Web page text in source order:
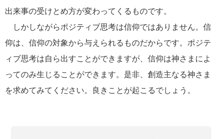
出来事の受けとめ方が変わってくるものです。
しかしながらポジティブ思考は信仰ではありません。信
仰は、信仰の対象から与えられるものだからです。ポジテ
ィブ思考は自ら出すことができますが、信仰は神さまによ
ってのみ生じることができます。是非、創造主なる神さま
を求めてみてください。良きことが起こるでしょう。